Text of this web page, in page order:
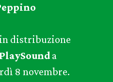
distribuzione
a
8 novembre.